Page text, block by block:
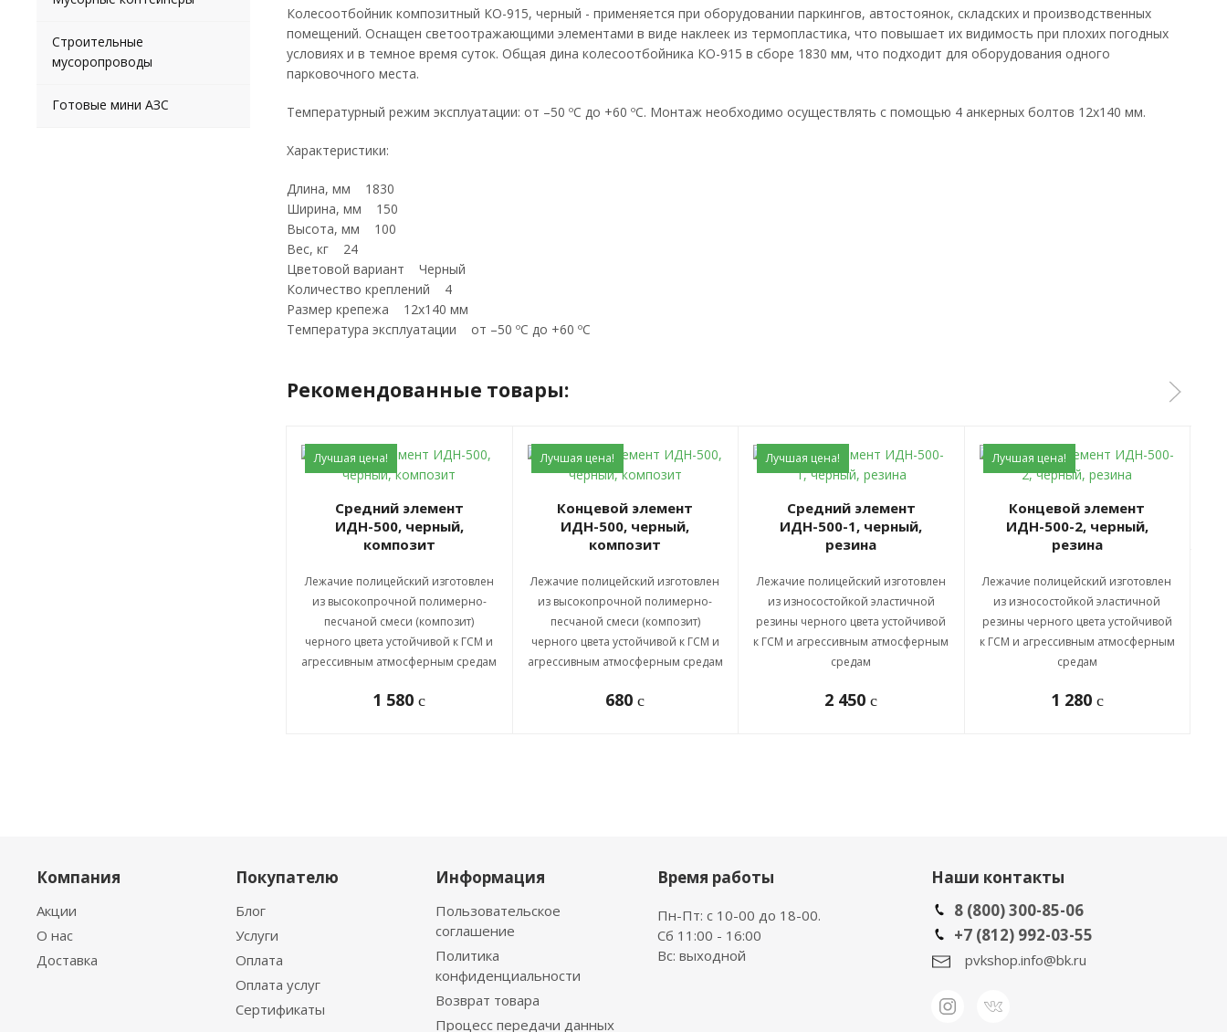
Строительные
мусоропроводы
Готовые мини АЗС
Колесоотбойник композитный КО-915, черный - применяется при оборудовании паркингов, автостоянок, складских и производственных
помещений. Оснащен светоотражающими элементами в виде наклеек из термопластика, что повышает их видимость при плохих погодных
условиях и в темное время суток. Общая дина колесоотбойника КО-915 в сборе 1830 мм, что подходит для оборудования одного
парковочного места.
Температурный режим эксплуатации: от –50 ºС до +60 ºС. Монтаж необходимо осуществлять с помощью 4 анкерных болтов 12х140 мм.
Характеристики:
Длина, мм 1830
Ширина, мм 150
Высота, мм 100
Вес, кг 24
Цветовой вариант Черный
Количество креплений 4
Размер крепежа 12х140 мм
Температура эксплуатации от –50 ºС до +60 ºС
Рекомендованные товары:
Лучшая цена!
Средний элемент
ИДН-500, черный,
композит
Лежачие полицейский изготовлен
из высокопрочной полимерно-
песчаной смеси (композит)
черного цвета устойчивой к ГСМ и
агрессивным атмосферным средам
1 580c
Лучшая цена!
Концевой элемент
ИДН-500, черный,
композит
Лежачие полицейский изготовлен
из высокопрочной полимерно-
песчаной смеси (композит)
черного цвета устойчивой к ГСМ и
агрессивным атмосферным средам
680c
Лучшая цена!
Средний элемент
ИДН-500-1, черный,
резина
Лежачие полицейский изготовлен
из износостойкой эластичной
резины черного цвета устойчивой
к ГСМ и агрессивным атмосферным
средам
2 450c
Лучшая цена!
Концевой элемент
ИДН-500-2, черный,
резина
Лежачие полицейский изготовлен
из износостойкой эластичной
резины черного цвета устойчивой
к ГСМ и агрессивным атмосферным
средам
1 280 c
Компания
Акции
О нас
Доставка
Покупателю
Блог
Услуги
Оплата
Оплата услуг
Сертификаты
Информация
Пользовательское
соглашение
Политика
конфиденциальности
Возврат товара
Процесс передачи данных
Время работы
Пн-Пт: с 10-00 до 18-00.
Сб 11:00 - 16:00
Вс: выходной
Наши контакты
8 (800) 300-85-06
+7 (812) 992-03-55
pvkshop.info@bk.ru